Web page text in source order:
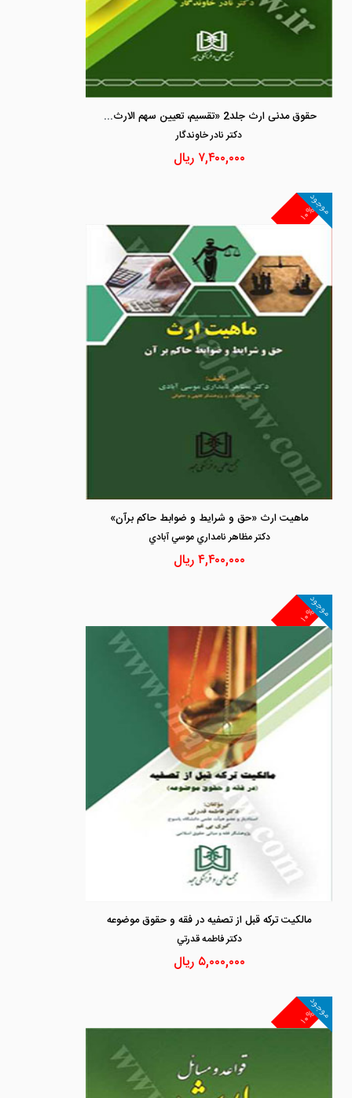
حقوق مدنی ارث جلد2 «تقسیم، تعیین سهم الارث، امور ترکه»
دكتر نادر خاوندگار
۷,۴۰۰,۰۰۰ ریال
۱۰%
موجود
ماهیت ارث «حق و شرایط و ضوابط حاکم برآن»
دكتر مظاهر نامداري موسي آبادي
۴,۴۰۰,۰۰۰ریال
۱۰%
موجود
مالکیت ترکه قبل از تصفیه در فقه و حقوق موضوعه
دكتر فاطمه قدرتي
۵,۰۰۰,۰۰۰ ریال
۱۰%
موجود